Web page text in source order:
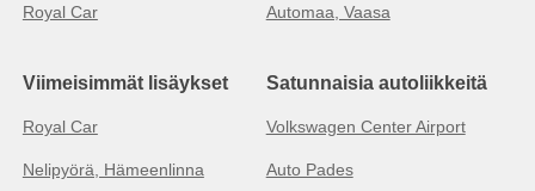
Royal Car Automaa, Vaasa
Viimeisimmät lisäykset
Royal Car
Nelipyörä, Hämeenlinna
Satunnaisia autoliikkeitä
Volkswagen Center Airport
Auto Pades